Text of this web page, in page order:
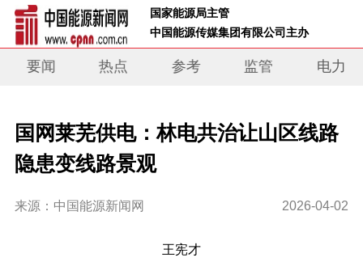
国家能源局主管
中国能源传媒集团有限公司主办
要闻 热点 参考 监管 电力
国网莱芜供电：林电共治让山区线路
隐患变线路景观
来源：中国能源新闻网 2026-04-02
王宪才